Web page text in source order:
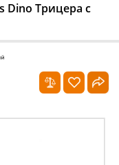
Dino Трицера с